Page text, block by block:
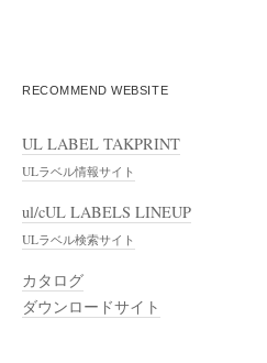
RECOMMEND WEBSITE
UL LABEL TAKPRINT
ULラベル情報サイト
ul/cUL LABELS LINEUP
ULラベル検索サイト
カタログ
ダウンロードサイト